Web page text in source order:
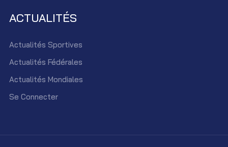
ACTUALITÉS
Actualités Sportives
Actualités Fédérales
Actualités Mondiales
Se Connecter